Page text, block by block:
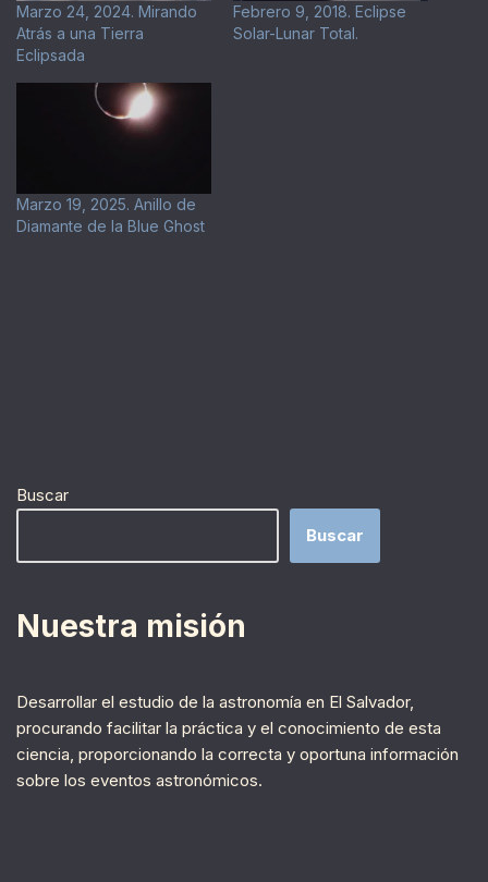
Marzo 24, 2024. Mirando
Atrás a una Tierra
Eclipsada
Febrero 9, 2018. Eclipse
Solar-Lunar Total.
Marzo 19, 2025. Anillo de
Diamante de la Blue Ghost
Buscar
Buscar
Nuestra misión
Desarrollar el estudio de la astronomía en El Salvador,
procurando facilitar la práctica y el conocimiento de esta
ciencia, proporcionando la correcta y oportuna información
sobre los eventos astronómicos.